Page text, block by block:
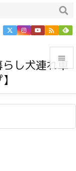
し犬連れ車



